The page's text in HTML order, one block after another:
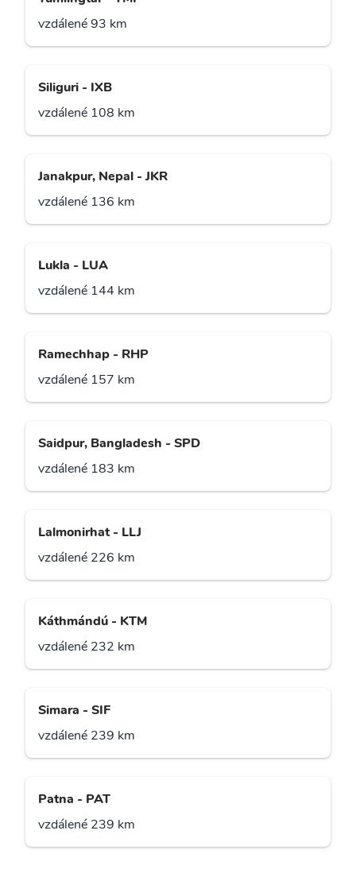
vzdálené 93 km
Siliguri - IXB
vzdálené 108 km
Janakpur, Nepal - JKR
vzdálené 136 km
Lukla - LUA
vzdálené 144 km
Ramechhap - RHP
vzdálené 157 km
Saidpur, Bangladesh - SPD
vzdálené 183 km
Lalmonirhat - LLJ
vzdálené 226 km
Káthmándú - KTM
vzdálené 232 km
Simara - SIF
vzdálené 239 km
Patna - PAT
vzdálené 239 km